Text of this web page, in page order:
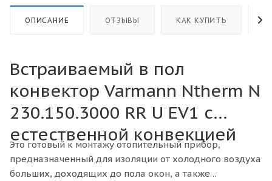
ОПИСАНИЕ ОТЗЫВЫ КАК КУПИТЬ
Встраиваемый в пол
конвектор Varmann Ntherm N
230.150.3000 RR U EV1 с
естественной конвекцией
Это готовый к монтажу отопительный прибор,
предназначенный для изоляции от холодного воздуха
больших, доходящих до пола окон, а также